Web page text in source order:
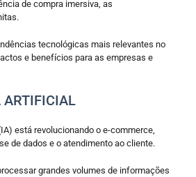
de compra imersiva, as
tecnológicas mais relevantes no
e benefícios para as empresas e
ARTIFICIAL
está revolucionando o e-commerce,
de dados e o atendimento ao cliente.
grandes volumes de informações